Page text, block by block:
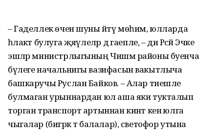
– Гаделлек өчен шуны әйтү мөһим, юлларда
һәлакәт булуга җәяүлеләр дә гаепле, – ди Рәсәй Эчке
эшләр министрлыгының Чишмә районы буенча
бүлеге начальнигы вазифасын вакытлыча
башкаручы Руслан Байков. – Алар тиешле
булмаган урыннардан юл аша яки тукталып
торган транспорт артыннан кинәт кенә юлга
чыгалар (бигрәк тә балалар), светофор утына